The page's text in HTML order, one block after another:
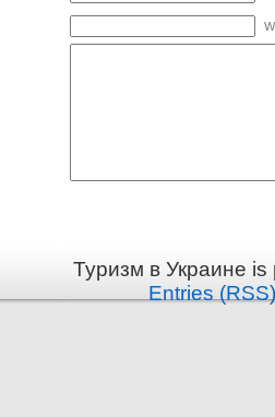
Туризм в Украине
Entries (RSS)